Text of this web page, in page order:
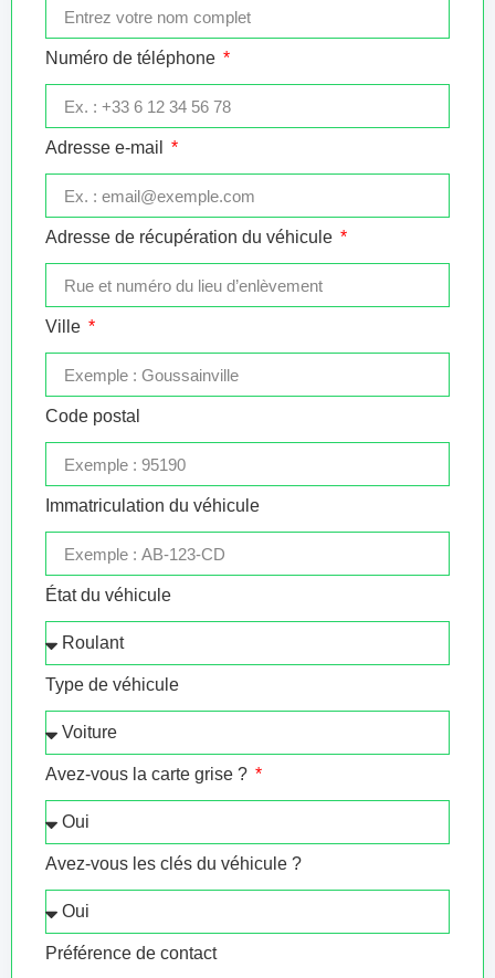
Numéro de téléphone
Adresse e-mail
Adresse de récupération du véhicule
Ville
Code postal
Immatriculation du véhicule
État du véhicule
Type de véhicule
Avez-vous la carte grise ?
Avez-vous les clés du véhicule ?
Préférence de contact